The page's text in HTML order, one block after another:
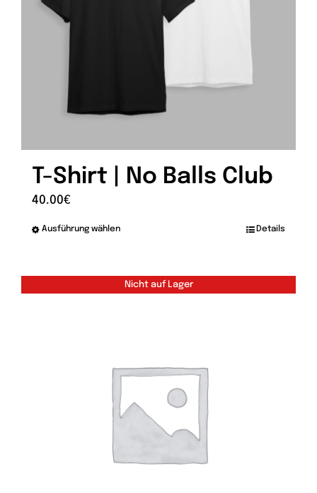
T-Shirt | No Balls Club
40.00€
Ausführung wählenDieses
weist
mehrere
Optionen
können
auf
Produktseite
Details
Nicht auf Lager